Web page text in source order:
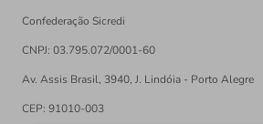
Confederação Sicredi
CNPJ: 03.795.072/0001-60
Av. Assis Brasil, 3940, J. Lindóia - Porto Alegre
CEP: 91010-003